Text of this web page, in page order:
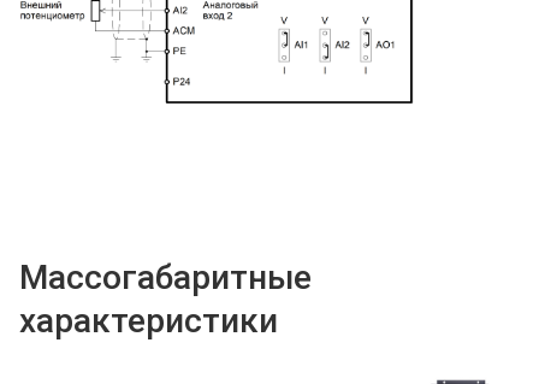
Массогабаритные
характеристики